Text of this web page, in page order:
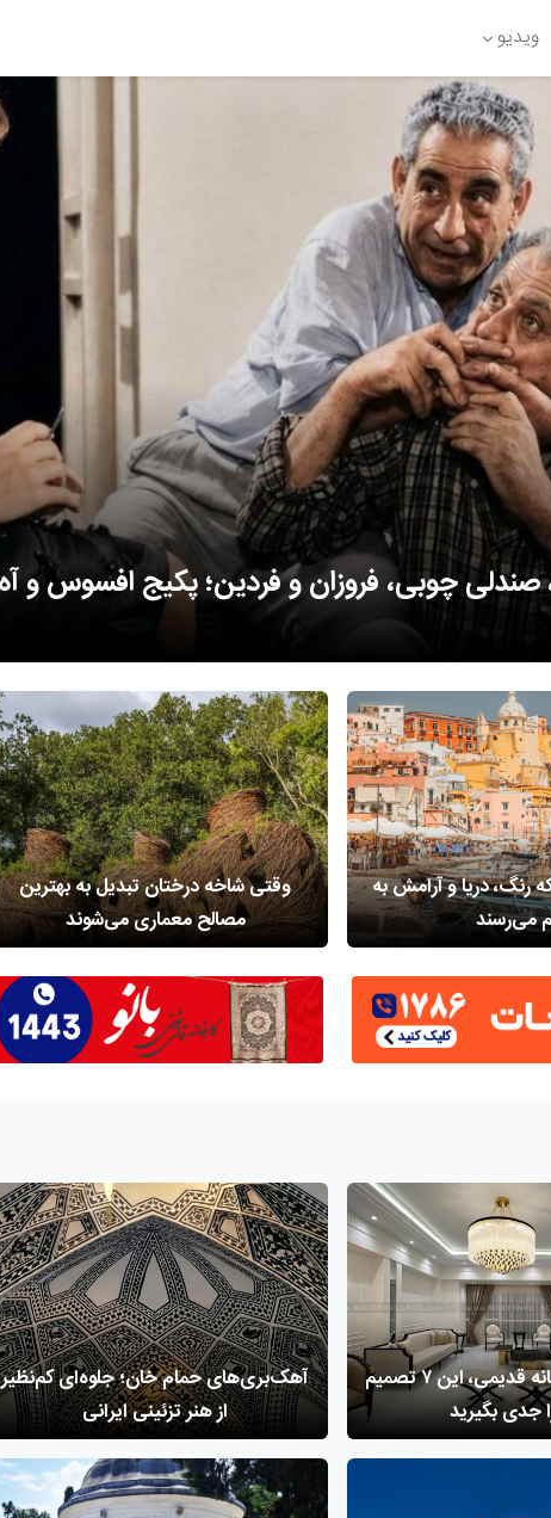
ویدیو
باریک خشکی؛ روستایی متفاوت در هلند
رنگ، دریا و آرامش به
می‌رسند
وقتی ‌شاخه درختان تبدیل به بهترین
مصالح معماری می‌شوند
قبل از بازسازی خانه قدیمی، این ۷ تصمیم
جدی بگیرید
آهک‌بری‌های حمام خان؛ جلوه‌ای کم‌نظیر
از هنر تزئینی ایرانی